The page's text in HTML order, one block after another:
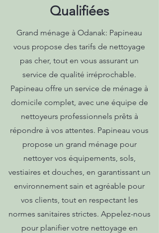
Qualifiées
Grand ménage à Odanak: Papineau
vous propose des tarifs de nettoyage
pas cher, tout en vous assurant un
service de qualité irréprochable.
Papineau offre un service de ménage à
domicile complet, avec une équipe de
nettoyeurs professionnels prêts à
répondre à vos attentes. Papineau vous
propose un grand ménage pour
nettoyer vos équipements, sols,
vestiaires et douches, en garantissant un
environnement sain et agréable pour
vos clients, tout en respectant les
normes sanitaires strictes. Appelez-nous
pour planifier votre nettoyage en